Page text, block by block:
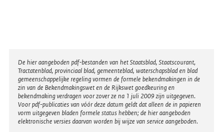
Disclaimer
De hier aangeboden pdf-bestanden van het Staatsblad, Staatscourant,
Tractatenblad, provinciaal blad, gemeenteblad, waterschapsblad en blad
gemeenschappelijke regeling vormen de formele bekendmakingen in de
zin van de Bekendmakingswet en de Rijkswet goedkeuring en
bekendmaking verdragen voor zover ze na 1 juli 2009 zijn uitgegeven.
Voor pdf-publicaties van vóór deze datum geldt dat alleen de in papieren
vorm uitgegeven bladen formele status hebben; de hier aangeboden
elektronische versies daarvan worden bij wijze van service aangeboden.